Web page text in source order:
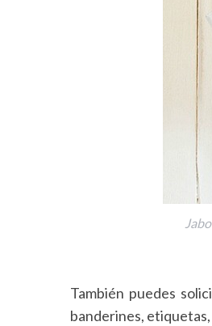
También puedes
banderines,